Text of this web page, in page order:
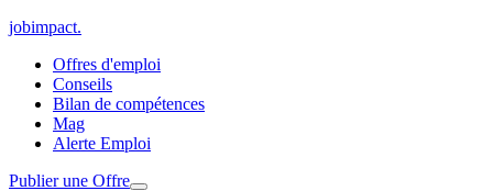
jobimpact.
Offres d'emploi
Conseils
Bilan de compétences
Mag
Alerte Emploi
Publier une Offre